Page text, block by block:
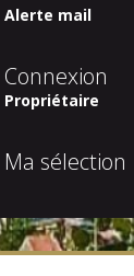
Alerte mail
Connexion
Propriétaire
Ma sélection
1